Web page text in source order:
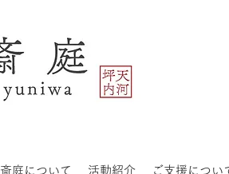
斎庭について 活動紹介 ご支援につい